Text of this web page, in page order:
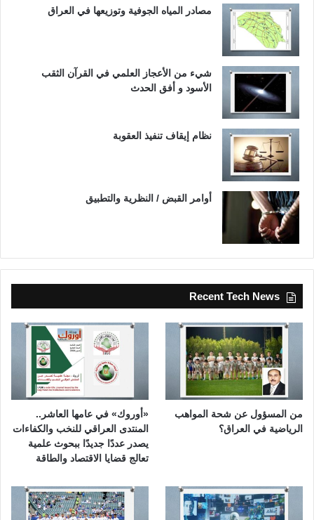
مصادر المياه الجوفية وتوزيعها في العراق
شيء من الأعجاز العلمي في القرآن الثقب
الأسود و أفق الحدث
نظام إيقاف تنفيذ العقوبة
أوامر القبض / النظرية والتطبيق
Recent Tech News
من المسؤول عن شحة المواهب
الرياضية في العراق؟
«أوروك» في عامها العاشر..
المنتدى العراقي للنخب والكفاءات
يصدر عددًا جديدًا ببحوث علمية
تعالج قضايا الاقتصاد والطاقة